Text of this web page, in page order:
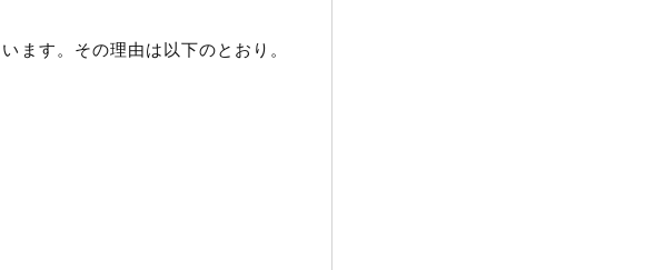
ます。その理由は以下のとおり。